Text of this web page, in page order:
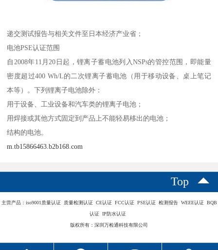
递交测试报告与相关文件至日本经济产业省；
电池PSE认证范围
自2008年11月20日起，锂离子蓄电池列入NSPs的管控范围，即能量
密度超过400 Wh/L的二次锂离子蓄电池（用于移动设备、桌上笔记
本等）。下列锂离子电池除外：
用于设备、工业设备和汽车类的锂离子电池；
用焊接或其他方式固定到产品上不能轻易移出的电池；
结构的电池。
m.tb15866463.b2b168.com
Top
主营产品：iso9001质量认证 质量检测认证 CE认证 FCC认证 PSE认证 检测报告 WEEE认证 BQB
认证 IP防水认证
版权所有：深圳万检通科技有限公司